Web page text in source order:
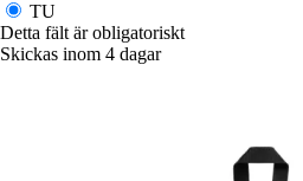
TU
Detta fält är obligatoriskt
Skickas inom 4 dagar